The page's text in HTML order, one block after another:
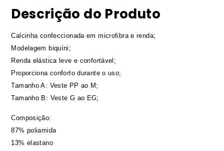
Descrição do Produto
Calcinha confeccionada em microfibra e renda;
Modelagem biquíni;
Renda elástica leve e confortável;
Proporciona conforto durante o uso;
Tamanho A: Veste PP ao M;
Tamanho B: Veste G ao EG;
Composição:
87% poliamida
13% elastano